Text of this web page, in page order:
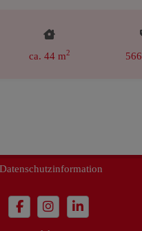
ca. 44 m2
Datenschutzinformation